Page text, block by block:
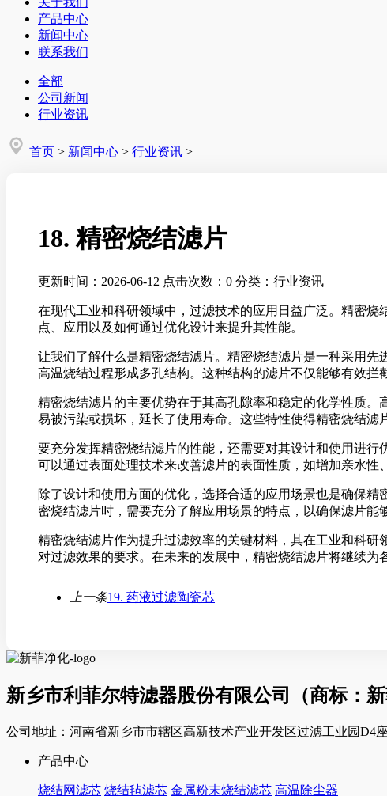
产品中心
新闻中心
联系我们
全部
公司新闻
行业资讯
首页 > 新闻中心 > 行业资讯 >
18. 精密烧结滤片
更新时间：2026-06-12 点击次数：0 分类：行业资讯
在现代工业和科研领域中，过滤技术的应用日益广泛。精密
点、应用以及如何通过优化设计来提升其性能。
让我们了解什么是精密烧结滤片。精密烧结滤片是一种采用
高温烧结过程形成多孔结构。这种结构的滤片不仅能够有效拦
精密烧结滤片的主要优势在于其高孔隙率和稳定的化学性质
易被污染或损坏，延长了使用寿命。这些特性使得精密烧结滤
要充分发挥精密烧结滤片的性能，还需要对其设计和使用进
可以通过表面处理技术来改善滤片的表面性质，如增加亲水性
除了设计和使用方面的优化，选择合适的应用场景也是确保
密烧结滤片时，需要充分了解应用场景的特点，以确保滤片能
精密烧结滤片作为提升过滤效率的关键材料，其在工业和科
对过滤效果的要求。在未来的发展中，精密烧结滤片将继续为
上一条19. 药液过滤陶瓷芯
新乡市利菲尔特滤器股份有限公司（商标：新
公司地址：河南省新乡市市辖区高新技术产业开发区过滤工业园D4
产品中心
烧结网滤芯 烧结毡滤芯 金属粉末烧结滤芯 高温除尘器